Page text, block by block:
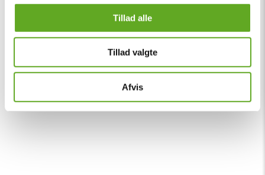
Tillad alle
Tillad valgte
Afvis